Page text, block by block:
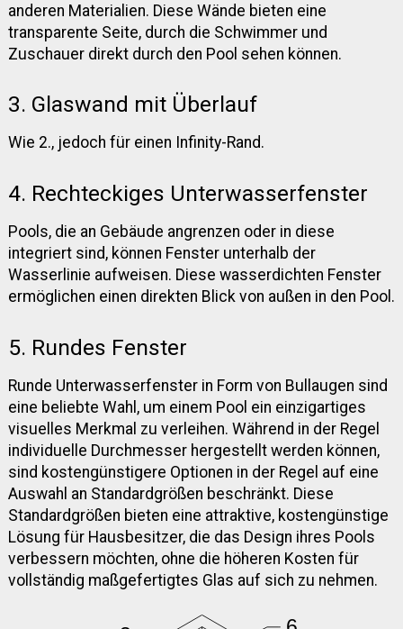
anderen Materialien. Diese Wände bieten eine
transparente Seite, durch die Schwimmer und
Zuschauer direkt durch den Pool sehen können.
3. Glaswand mit Überlauf
Wie 2., jedoch für einen Infinity-Rand.
4. Rechteckiges Unterwasserfenster
Pools, die an Gebäude angrenzen oder in diese
integriert sind, können Fenster unterhalb der
Wasserlinie aufweisen. Diese wasserdichten Fenster
ermöglichen einen direkten Blick von außen in den Pool.
5. Rundes Fenster
Runde Unterwasserfenster in Form von Bullaugen sind
eine beliebte Wahl, um einem Pool ein einzigartiges
visuelles Merkmal zu verleihen. Während in der Regel
individuelle Durchmesser hergestellt werden können,
sind kostengünstigere Optionen in der Regel auf eine
Auswahl an Standardgrößen beschränkt. Diese
Standardgrößen bieten eine attraktive, kostengünstige
Lösung für Hausbesitzer, die das Design ihres Pools
verbessern möchten, ohne die höheren Kosten für
vollständig maßgefertigtes Glas auf sich zu nehmen.